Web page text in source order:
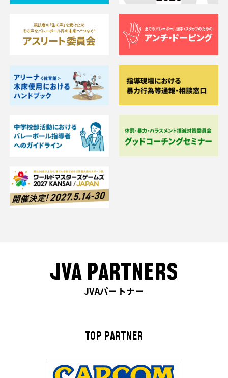
JVA PARTNERS
JVAパートナー
TOP PARTNER